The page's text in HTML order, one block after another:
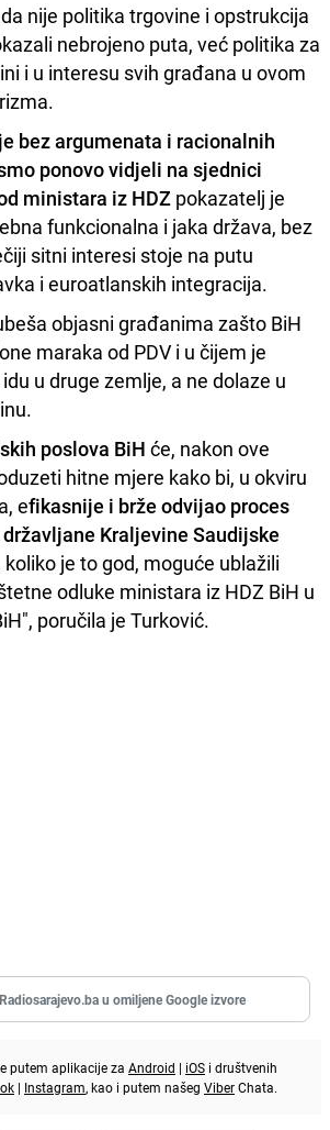
nije politika trgovine i opstrukcija
nebrojeno puta, već politika za
i u interesu svih građana u ovom
bez argumenata i racionalnih
ponovo vidjeli na sjednici
ministara iz HDZ pokazatelj je
funkcionalna i jaka država, bez
sitni interesi stoje na putu
i euroatlanskih integracija.
objasni građanima zašto BiH
maraka od PDV i u čijem je
u druge zemlje, a ne dolaze u
poslova BiH će, nakon ove
hitne mjere kako bi, u okviru
efikasnije i brže odvijao proces
Kraljevine Saudijske
koliko je to god, moguće ublažili
odluke ministara iz HDZ BiH u
poručila je Turković.
u omiljene Google izvore
putem aplikacije za Android | iOS i društvenih
| Instagram, kao i putem našeg ViberChata.